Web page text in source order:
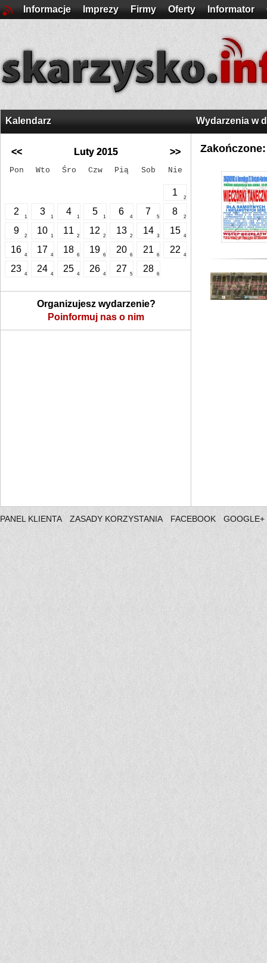
Informacje Imprezy Firmy Oferty Informator
Kalendarz
<< Luty 2015 >>
Pon Wto Śro Czw Pią Sob Nie
1
2
2
1
3
1
4
1
5
1
6
4
7
5
8
2
9
2
10
1
11
2
12
2
13
2
14
3
15
4
16
4
17
4
18
6
19
6
20
6
21
6
22
4
23
4
24
4
25
4
26
4
27
5
28
6
Organizujesz wydarzenie?
Poinformuj nas o nim
Wydarzenia w
Zakończone:
PANEL KLIENTA ZASADY KORZYSTANIA FACEBOOK GOOGLE+